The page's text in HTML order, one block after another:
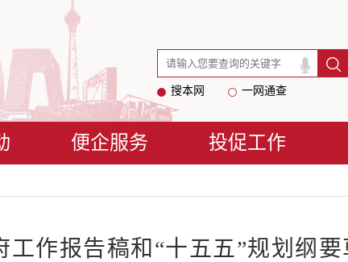
搜本网 一网通查
便企服务 投促工作
作报告稿和“十五五”规划纲要